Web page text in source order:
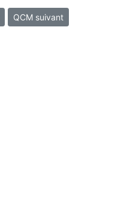
QCM suivant